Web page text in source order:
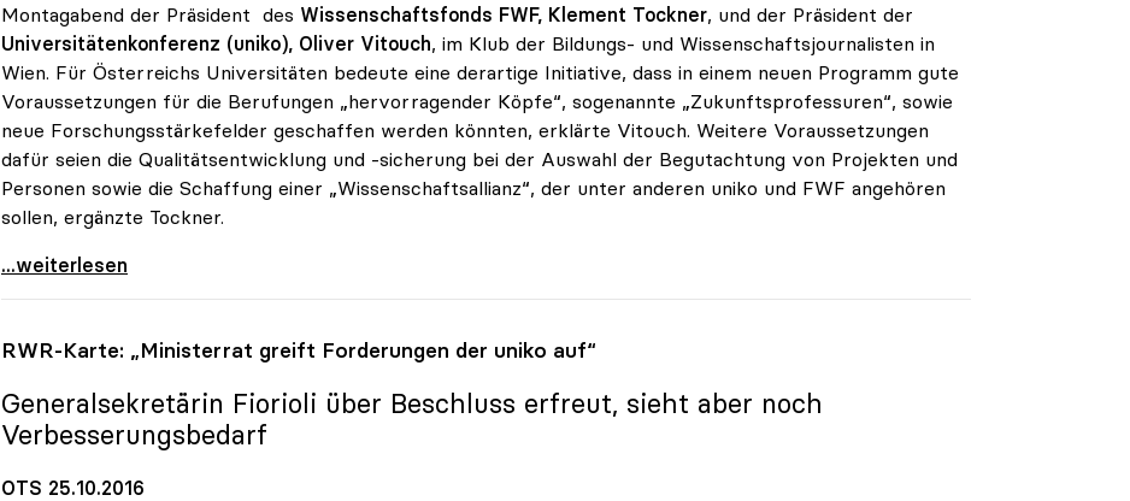
Montagabend der Präsident des Wissenschaftsfonds FWF, Klement Tockner, und der Präsident der
Universitätenkonferenz (uniko), Oliver Vitouch, im Klub der Bildungs- und Wissenschaftsjournalisten in
Wien. Für Österreichs Universitäten bedeute eine derartige Initiative, dass in einem neuen Programm gute
Voraussetzungen für die Berufungen „hervorragender Köpfe“, sogenannte „Zukunftsprofessuren“, sowie
neue Forschungsstärkefelder geschaffen werden könnten, erklärte Vitouch. Weitere Voraussetzungen
dafür seien die Qualitätsentwicklung und -sicherung bei der Auswahl der Begutachtung von Projekten und
Personen sowie die Schaffung einer „Wissenschaftsallianz“, der unter anderen uniko und FWF angehören
sollen, ergänzte Tockner.
uniko und FWF forcieren Exzellenzprogramm für
...weiterlesen
RWR-Karte: „Ministerrat greift Forderungen der uniko auf“
Generalsekretärin Fiorioli über Beschluss erfreut, sieht aber noch
Verbesserungsbedarf
OTS 25.10.2016